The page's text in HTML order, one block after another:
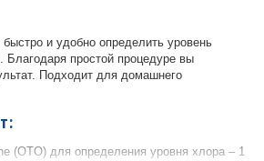
быстро и удобно определить уровень
Благодаря простой процедуре вы
Подходит для домашнего
(OTO) для определения уровня хлора – 1